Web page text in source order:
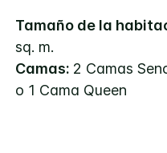
Tamaño de la
sq. m.
Camas: 2 Camas
o 1 Cama Queen